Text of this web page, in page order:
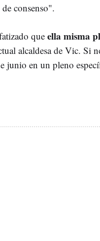
consenso".
que ella misma
alcaldesa de Vic. Si
junio en un pleno